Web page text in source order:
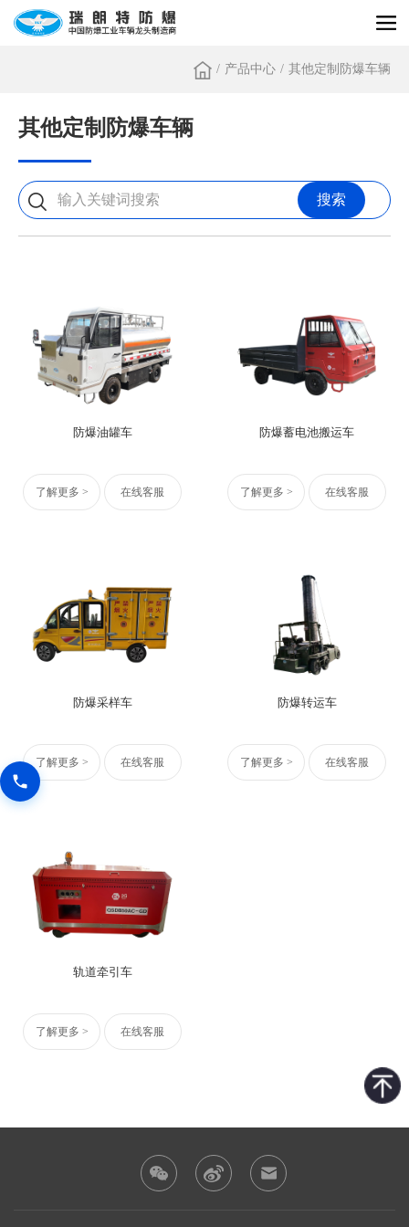
/ 产品中心 / 其他定制防爆车辆
其他定制防爆车辆
搜索
防爆油罐车
了解更多 > 在线客服
防爆蓄电池搬运车
了解更多 > 在线客服
防爆采样车
了解更多 > 在线客服
防爆转运车
了解更多 > 在线客服
轨道牵引车
了解更多 > 在线客服